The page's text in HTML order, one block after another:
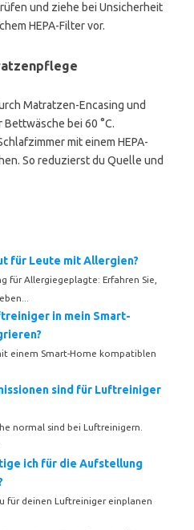
und ziehe bei Unsicherheit
HEPA-Filter vor.
Matratzen-Encasing und
bei 60 °C.
mit einem HEPA-
So reduzierst du Quelle und
für Leute mit Allergien?
für Allergiegeplagte: Erfahren Sie,
in mein Smart-
einem Smart-Home kompatiblen
sind für Luftreiniger
normal sind bei Luftreinigern.
ich für die Aufstellung
für deinen Luftreiniger einplanen